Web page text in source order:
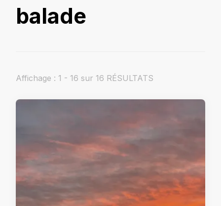
balade
Affichage : 1 - 16 sur 16 RÉSULTATS